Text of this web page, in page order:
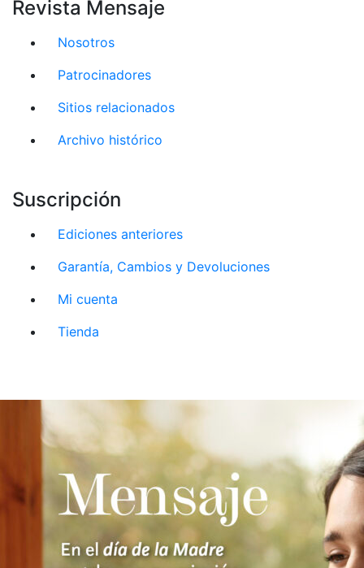
Revista Mensaje
Nosotros
Patrocinadores
Sitios relacionados
Archivo histórico
Suscripción
Ediciones anteriores
Garantía, Cambios y Devoluciones
Mi cuenta
Tienda